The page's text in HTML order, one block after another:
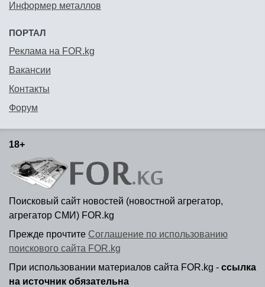
Информер металлов
ПОРТАЛ
Реклама на FOR.kg
Вакансии
Контакты
Форум
18+
Поисковый сайт новостей (новостной агрегатор,
агрегатор СМИ) FOR.kg
Прежде прочтите Соглашение по использованию
поискового сайта FOR.kg
При использовании материалов сайта FOR.kg - ссылка
на источник обязательна